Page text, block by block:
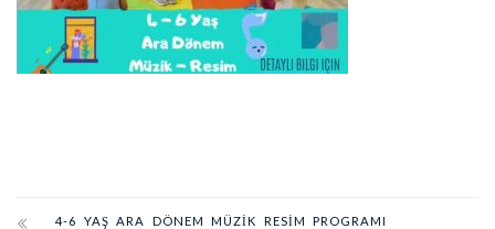
4-6 YAŞ ARA DÖNEM MÜZIK RESIM PROGRAMI